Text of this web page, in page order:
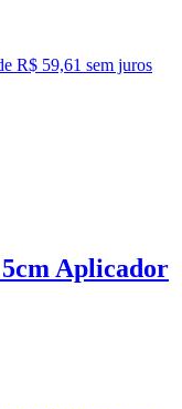
R$ 59,61 sem juros
Aplicador